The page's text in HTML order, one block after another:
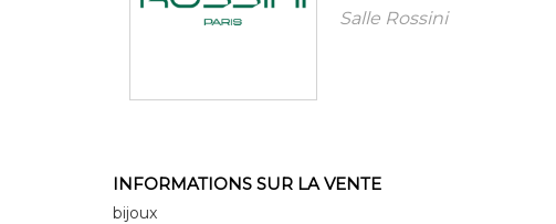
Salle Rossini
INFORMATIONS SUR LA VENTE
bijoux